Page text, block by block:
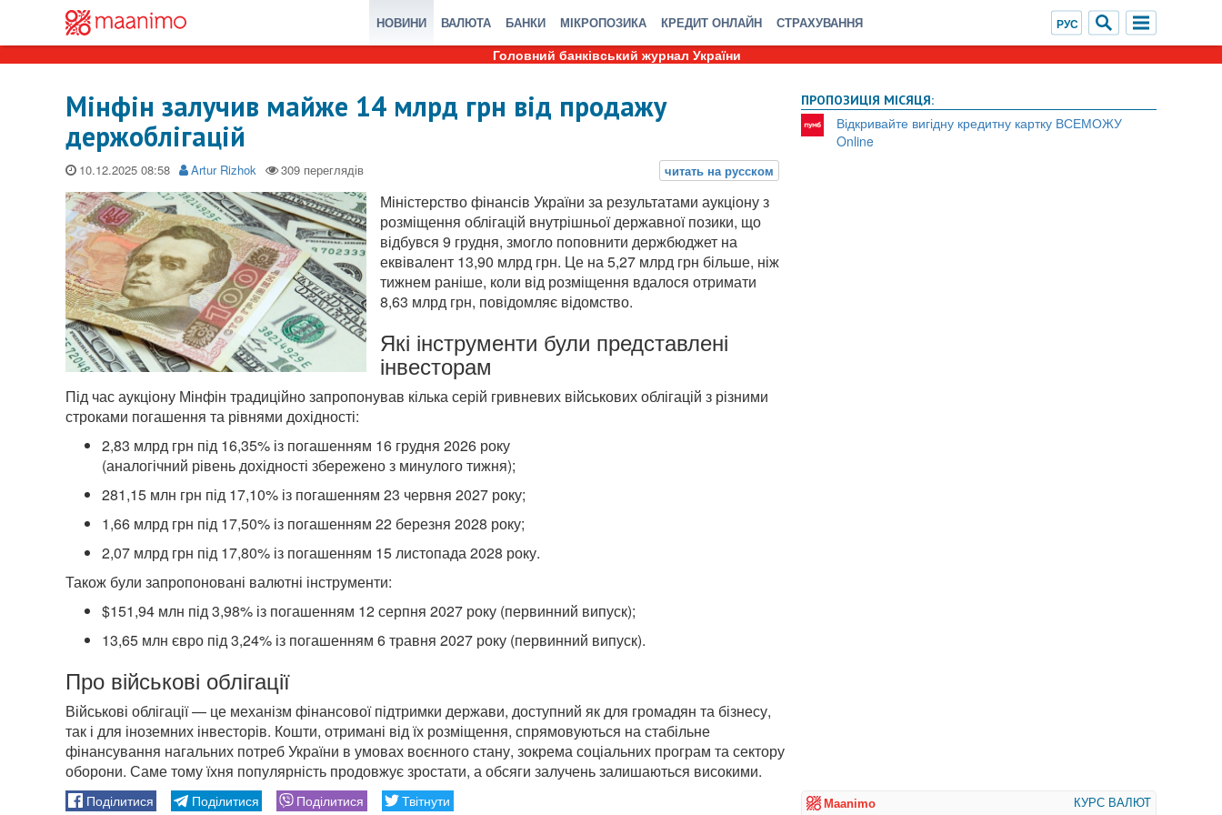
НОВИНИ ВАЛЮТА БАНКИ МІКРОПОЗИКА КРЕДИТ ОНЛАЙН СТРАХУВАННЯ
Головний банківський журнал України
Мінфін залучив майже 14 млрд грн від продажу
держоблігацій
10.12.2025 Artur Rizhok
Міністерство фінансів України за результатами аукціону з
розміщення облігацій внутрішньої державної позики, що
відбувся 9 грудня, змогло поповнити держбюджет на
еквівалент 13,90 млрд грн. Це на 5,27 млрд грн більше, ніж
тижнем раніше, коли від розміщення вдалося отримати
8,63 млрд грн, повідомляє відомство.
Які інструменти були представлені
інвесторам
Під час аукціону Мінфін традиційно запропонував кілька серій гривневих військових облігацій з різними
строками погашення та рівнями дохідності:
2,83 млрд грн під 16,35% із погашенням 16 грудня 2026 року
(аналогічний рівень дохідності збережено з минулого тижня);
281,15 млн грн під 17,10% із погашенням 23 червня 2027 року;
1,66 млрд грн під 17,50% із погашенням 22 березня 2028 року;
2,07 млрд грн під 17,80% із погашенням 15 листопада 2028 року.
Також були запропоновані валютні інструменти:
$151,94 млн під 3,98% із погашенням 12 серпня 2027 року (первинний випуск);
13,65 млн євро під 3,24% із погашенням 6 травня 2027 року (первинний випуск).
Про військові облігації
Військові облігації — це механізм фінансової підтримки держави, доступний як для громадян та бізнесу,
так і для іноземних інвесторів. Кошти, отримані від їх розміщення, спрямовуються на стабільне
фінансування нагальних потреб України в умовах воєнного стану, зокрема соціальних програм та сектору
оборони. Саме тому їхня популярність продовжує зростати, а обсяги залучень залишаються високими.
ПРОПОЗИЦІЯ МІСЯЦЯ:
Відкривайте вигідну кредитну картку ВСЕМОЖУ
Online